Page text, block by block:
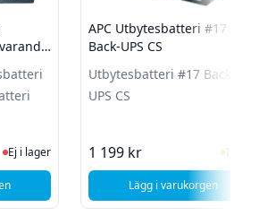
Ej i lager, besök produktsidan för
Ej i lager
Kompatibelt utbytesbatteri motsvarande APC
APC Utbytesbatteri #17
Back-UPS CS
Utbytesbatteri #17 Back-
UPS CS
1 199 kr I
Lägg i varukorgen
, APC